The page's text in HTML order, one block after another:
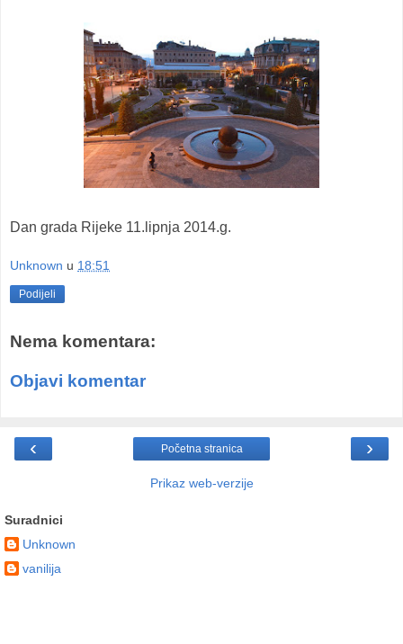
Dan grada Rijeke 11.lipnja 2014.g.
Unknown u 18:51
Podijeli
Nema komentara:
Objavi komentar
‹ ›
Početna stranica
Prikaz web-verzije
Suradnici
Unknown
vanilija